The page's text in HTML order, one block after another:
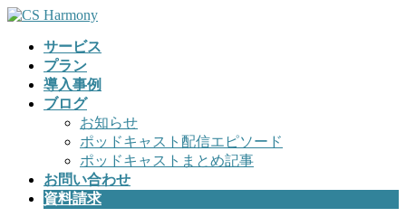
コ
ナ
サービス
プラン
導入事例
ブログ
お知らせ
ポッドキャスト配信エピソード
ポッドキャストまとめ記事
お問い合わせ
資料請求